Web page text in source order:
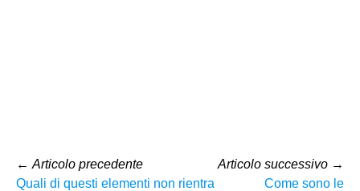
← Articolo precedente
Quali di questi elementi non rientra
Articolo successivo →
Come sono le